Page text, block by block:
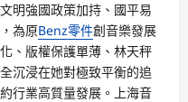
明強國政策加持、國平易
為原Benz零件創音樂發展
、版權保護單薄、林天秤
沉浸在她對極致平衡的追
行業高質量發展。上海音